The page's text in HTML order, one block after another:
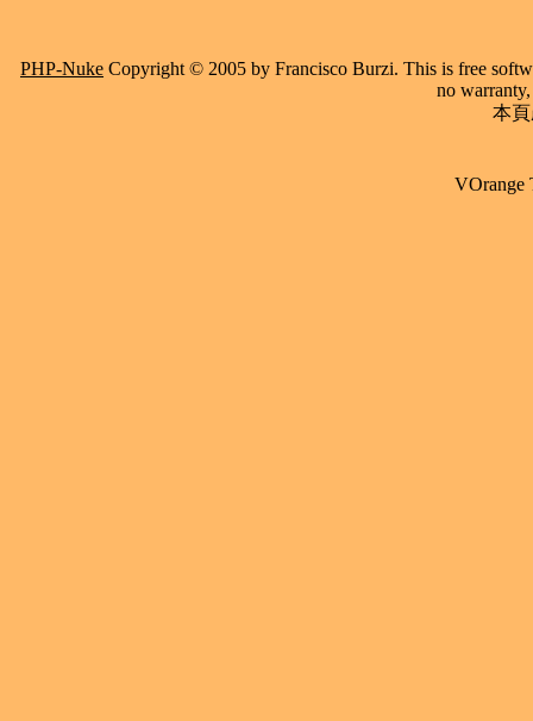
PHP-Nuke Copyright © 2005 by Francisco Burzi. This is free
no
本
VOrange